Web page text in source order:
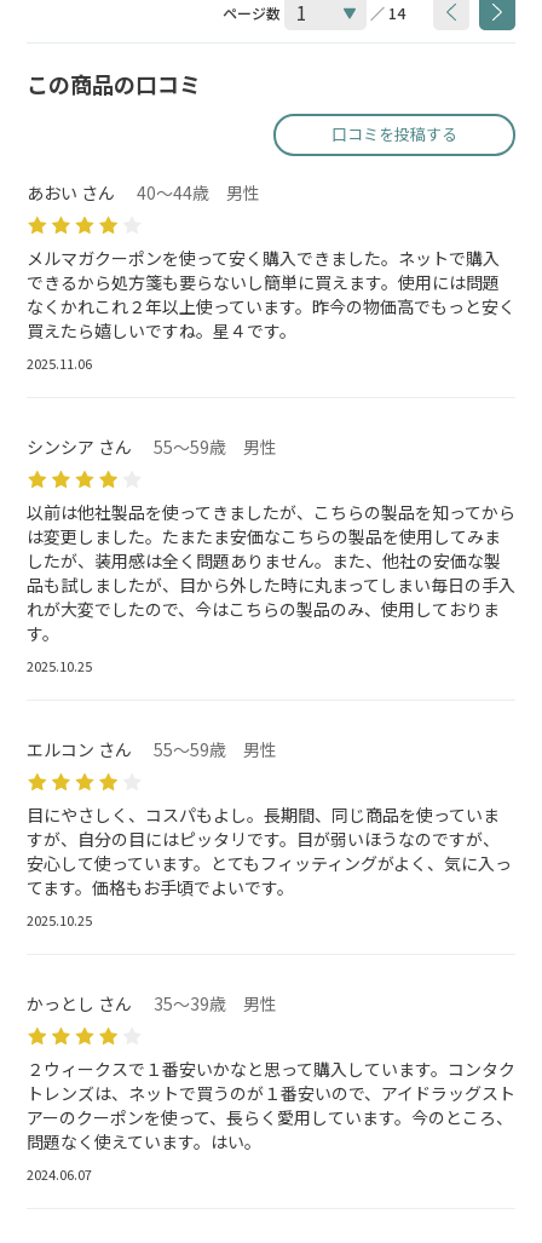
ページ数 ／ 14
この商品の口コミ
口コミを投稿する
あおい さん 40～44歳 男性
メルマガクーポンを使って安く購入できました。ネットで購入
できるから処方箋も要らないし簡単に買えます。使用には問題
なくかれこれ２年以上使っています。昨今の物価高でもっと安く
買えたら嬉しいですね。星４です。
2025.11.06
シンシア さん 55～59歳 男性
以前は他社製品を使ってきましたが、こちらの製品を知ってから
は変更しました。たまたま安価なこちらの製品を使用してみま
したが、装用感は全く問題ありません。また、他社の安価な製
品も試しましたが、目から外した時に丸まってしまい毎日の手入
れが大変でしたので、今はこちらの製品のみ、使用しておりま
す。
2025.10.25
エルコン さん 55～59歳 男性
目にやさしく、コスパもよし。長期間、同じ商品を使っていま
すが、自分の目にはピッタリです。目が弱いほうなのですが、
安心して使っています。とてもフィッティングがよく、気に入っ
てます。価格もお手頃でよいです。
2025.10.25
かっとし さん 35～39歳 男性
２ウィークスで１番安いかなと思って購入しています。コンタク
トレンズは、ネットで買うのが１番安いので、アイドラッグスト
アーのクーポンを使って、長らく愛用しています。今のところ、
問題なく使えています。はい。
2024.06.07